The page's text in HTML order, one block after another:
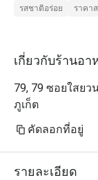
รสชาติอร่อย ราคา
เกี่ยวกับร้านอา
79, 79 ซอยใสยว
ภูเก็ต
คัดลอกที่อยู่
รายละเอียด